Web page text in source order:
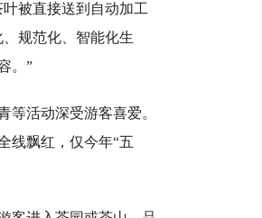
被直接送到自动加工
规范化、智能化生
。”
等活动深受游客喜爱。
线飘红，仅今年“五